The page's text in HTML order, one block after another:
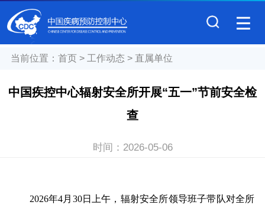
当前位置： 首页> 工作动态 > 直属单位
中国疾控中心辐射安全所开展“五一”节前安全检
查
时间： 2026-05-06
2026年4月30日上午，辐射安全所领导班子带队对全所